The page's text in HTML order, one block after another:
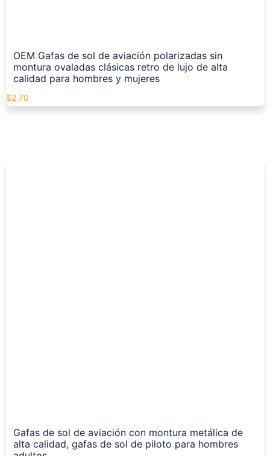
OEM Gafas de sol de aviación polarizadas sin
montura ovaladas clásicas retro de lujo de alta
calidad para hombres y mujeres
$2.70
Gafas de sol de aviación con montura metálica de
alta calidad, gafas de sol de piloto para hombres